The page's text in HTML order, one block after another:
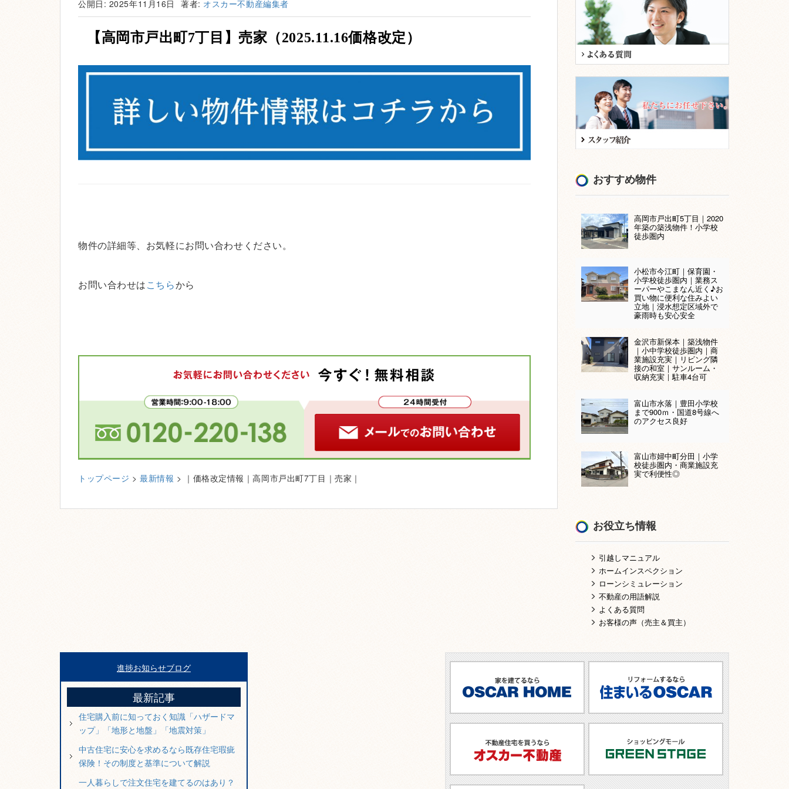
公開日: 2025年11月16日 著者: オスカー不動産編集者
【高岡市戸出町7丁目 】売家（2025.11.16価格改定）
物件の詳細等、お気軽にお問い合わせください。
お問い合わせはこちらから
トップページ >最新情報 > ｜価格改定情報｜高岡市戸出町7丁目｜売家｜
おすすめ物件
高岡市戸出町5丁目｜2020
年築の築浅物件！小学校
徒歩圏内
小松市今江町｜保育園・
小学校徒歩圏内｜業務ス
ーパーやこまなん近く♪お
買い物に便利な住みよい
立地｜浸水想定区域外で
豪雨時も安心安全
金沢市新保本｜築浅物件
｜小中学校徒歩圏内｜商
業施設充実｜リビング隣
接の和室｜サンルーム・
収納充実｜駐車4台可
富山市水落｜豊田小学校
まで900ｍ・国道8号線へ
のアクセス良好
富山市婦中町分田｜小学
校徒歩圏内・商業施設充
実で利便性◎
お役立ち情報
引越しマニュアル
ホームインスペクション
ローンシミュレーション
不動産の用語解説
よくある質問
お客様の声（売主＆買主）
進捗お知らせブログ
最新記事
住宅購入前に知っておく知識「ハザードマ
ップ」「地形と地盤」「地震対策」
中古住宅に安心を求めるなら既存住宅瑕疵
保険！その制度と基準について解説
一人暮らしで注文住宅を建てるのはあり？